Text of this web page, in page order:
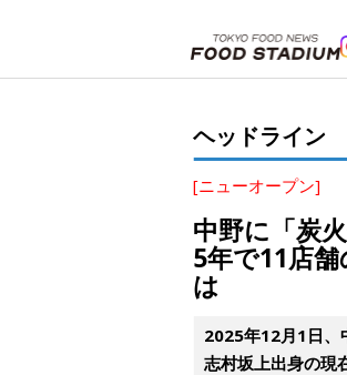
ヘッドライン
[ニューオープン]
中野に「炭
5年で11店
は
2025年12月1日、
志村坂上出身の現